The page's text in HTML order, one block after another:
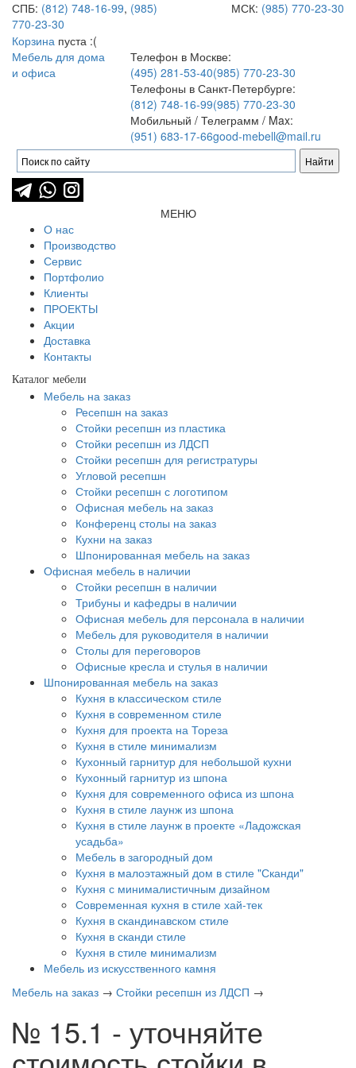
СПБ: (812) 748-16-99, (985)
770-23-30
МСК: (985) 770-23-30
Корзина пуста :(
Мебель для дома
и офиса
Телефон в Москве:
(495) 281-53-40(985) 770-23-30
Телефоны в Санкт-Петербурге:
(812) 748-16-99(985) 770-23-30
Мобильный / Телеграмм / Max:
(951) 683-17-66good-mebell@mail.ru
МЕНЮ
О нас
Производство
Сервис
Портфолио
Клиенты
ПРОЕКТЫ
Акции
Доставка
Контакты
Каталог мебели
Мебель на заказ
Ресепшн на заказ
Стойки ресепшн из пластика
Стойки ресепшн из ЛДСП
Стойки ресепшн для регистратуры
Угловой ресепшн
Стойки ресепшн с логотипом
Офисная мебель на заказ
Конференц столы на заказ
Кухни на заказ
Шпонированная мебель на заказ
Офисная мебель в наличии
Стойки ресепшн в наличии
Трибуны и кафедры в наличии
Офисная мебель для персонала в наличии
Мебель для руководителя в наличии
Столы для переговоров
Офисные кресла и стулья в наличии
Шпонированная мебель на заказ
Кухня в классическом стиле
Кухня в современном стиле
Кухня для проекта на Тореза
Кухня в стиле минимализм
Кухонный гарнитур для небольшой кухни
Кухонный гарнитур из шпона
Кухня для современного офиса из шпона
Кухня в стиле лаунж из шпона
Кухня в стиле лаунж в проекте «Ладожская
усадьба»
Мебель в загородный дом
Кухня в малоэтажный дом в стиле "Сканди"
Кухня с минималистичным дизайном
Современная кухня в стиле хай-тек
Кухня в скандинавском стиле
Кухня в сканди стиле
Кухня в стиле минимализм
Мебель из искусственного камня
Мебель на заказ → Стойки ресепшн из ЛДСП →
№ 15.1 - уточняйте